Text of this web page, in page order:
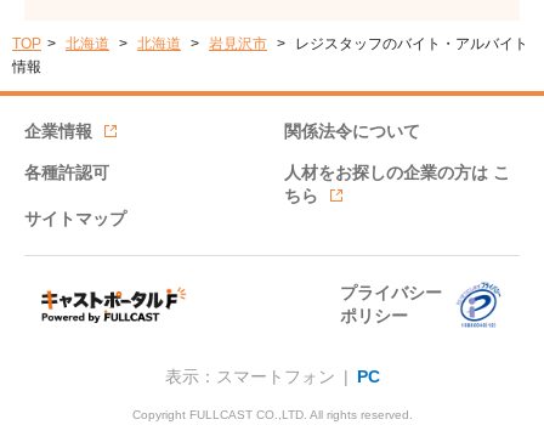
TOP 北海道 北海道 岩見沢市
レジスタッフのバイト・アルバイト
情報
企業情報 関係法令について
各種許認可 人材をお探しの企業の方は こ
ちら
サイトマップ
プライバシー
ポリシー
表示：スマートフォン | PC
Copyright FULLCAST CO.,LTD. All rights reserved.